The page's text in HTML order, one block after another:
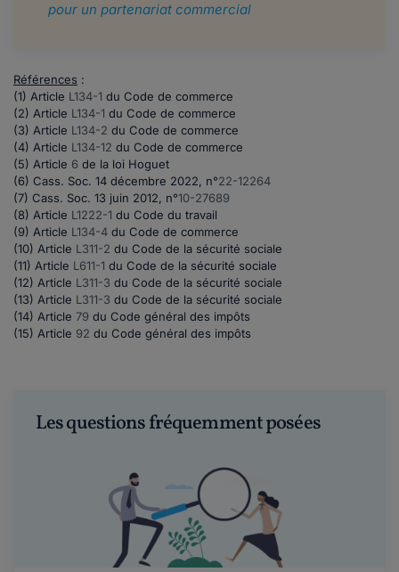
pour un partenariat commercial
Références :
(1) Article L134-1 du Code de commerce
(2) Article L134-1 du Code de commerce
(3) Article L134-2 du Code de commerce
(4) Article L134-12 du Code de commerce
(5) Article 6 de la loi Hoguet
(6) Cass. Soc. 14 décembre 2022, n°22-12264
(7) Cass. Soc. 13 juin 2012, n°10-27689
(8) Article L1222-1 du Code du travail
(9) Article L134-4 du Code de commerce
(10) Article L311-2 du Code de la sécurité sociale
(11) Article L611-1 du Code de la sécurité sociale
(12) Article L311-3 du Code de la sécurité sociale
(13) Article L311-3 du Code de la sécurité sociale
(14) Article 79 du Code général des impôts
(15) Article 92 du Code général des impôts
Les questions fréquemment posées